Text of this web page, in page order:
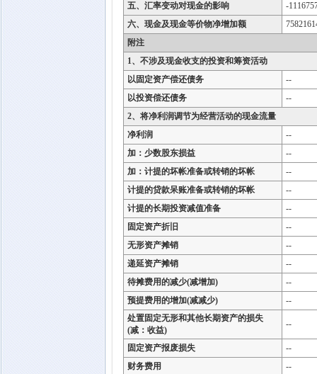
五、汇率变动对现金的影响
-
六、现金及现金等价物净增加额
附注
1、不涉及现金收支的投资和筹资活动
以固定资产偿还债务
--
以投资偿还债务
--
2、将净利润调节为经营活动的现金流量
净利润
--
加：少数股东损益
--
加：计提的坏帐准备或转销的坏帐
--
计提的贷款呆账准备或转销的坏帐
--
计提的长期投资减值准备
--
固定资产折旧
--
无形资产摊销
--
递延资产摊销
--
待摊费用的减少(减增加)
--
预提费用的增加(减减少)
--
处置固定无形和其他长期资产的损失
(减：收益)
--
固定资产报废损失
--
财务费用
--